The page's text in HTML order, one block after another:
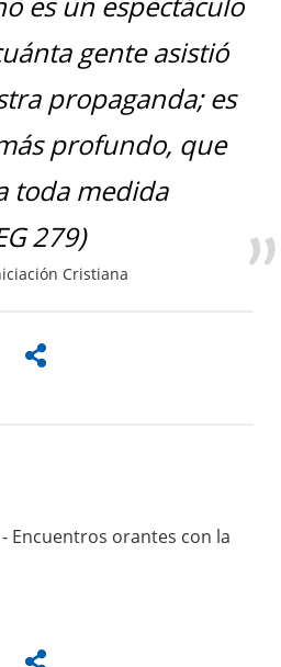
gente asistió
propaganda; es
profundo, que
toda medida
279)
Cristiana
Encuentros orantes con la